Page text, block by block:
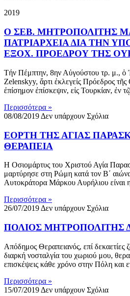
2019
Ο ΣΕΒ. ΜΗΤΡΟΠΟΛΙΤΗΣ
ΠΑΤΡΙΑΡΧΕΙΑ ΔΙΑ ΤΗΝ
ΕΞΟΧ. ΠΡΟΕΔΡΟΥ ΤΗΣ
Τήν Πέμπτην, 8ην Αὐγούστου τρ. μ., ὁ
Zelenskyy, ἄρτι ἐκλεγείς Πρόεδρος
ἐπίσημον ἐπίσκεψιν, εἰς Τουρκίαν, ἐν
Περισσότερα »
08/08/2019 Δεν υπάρχουν Σχόλια
ΕΟΡΤΗ ΤΗΣ ΑΓΙΑΣ
ΘΕΡΑΠΕΙΑ
Η Οσιομάρτυς του Χριστού Αγία
μαρτύρησε στη Ρώμη κατά τον Β΄
Αυτοκράτορα Μάρκου Αυρήλιου είναι
Περισσότερα »
26/07/2019 Δεν υπάρχουν Σχόλια
ΠΟΛΙΟΣ ΜΗΤΡΟΠΟΛΙΤΗΣ
Απόδημος Θεραπειανός, επί δεκαετίες
διαρκή νοσταλγία του χωριού μου,
επισκέψεις κάθε χρόνο στην Πόλη και
Περισσότερα »
15/07/2019 Δεν υπάρχουν Σχόλια